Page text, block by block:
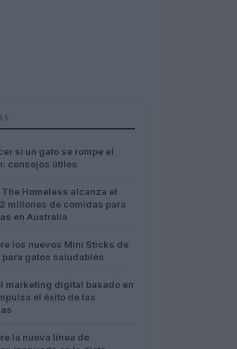
si un gato se rompe el
consejos útiles
The Homeless alcanza el
millones de comidas para
en Australia
los nuevos Mini Sticks de
para gatos saludables
marketing digital basado en
el éxito de las
la nueva línea de